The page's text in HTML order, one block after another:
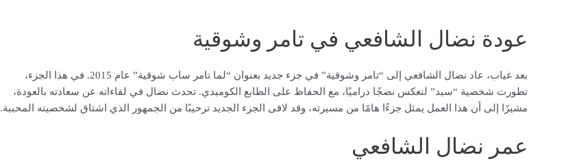
عودة نضال الشافعي في تامر وشوقية
بعد غياب، عاد نضال الشافعي إلى “تامر وشوقية” في جزء جديد بعنوان “لما تامر ساب شوقية” عام 2015. في هذا الجزء،
تطورت شخصية “سيد” لتعكس نضجًا دراميًا، مع الحفاظ على الطابع الكوميدي. تحدث نضال في لقاءاته عن سعادته بالعودة،
مشيرًا إلى أن هذا العمل يمثل جزءًا هامًا من مسيرته، وقد لاقى الجزء الجديد ترحيبًا من الجمهور الذي اشتاق لشخصيته المحببة.
عمر نضال الشافعي